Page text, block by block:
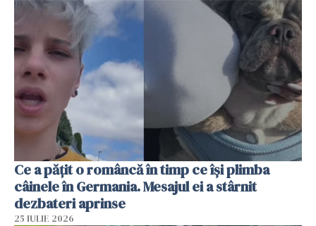
Ce a pățit o româncă în timp ce își plimba
câinele în Germania. Mesajul ei a stârnit
dezbateri aprinse
25 IULIE 2026